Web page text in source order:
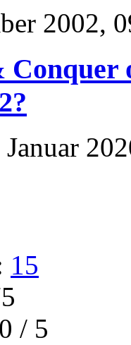
2002,
Conquer
15
/ 5